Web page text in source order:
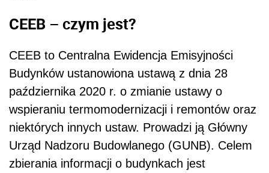
CEEB – czym jest?
CEEB to Centralna Ewidencja Emisyjności
Budynków ustanowiona ustawą z dnia 28
października 2020 r. o zmianie ustawy o
wspieraniu termomodernizacji i remontów oraz
niektórych innych ustaw. Prowadzi ją Główny
Urząd Nadzoru Budowlanego (GUNB). Celem
zbierania informacji o budynkach jest